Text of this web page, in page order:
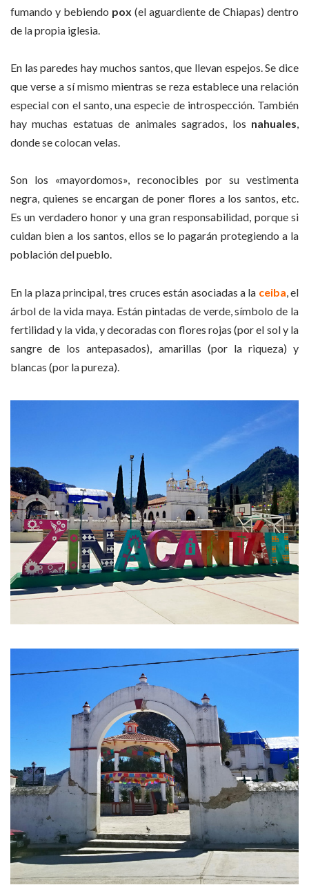
fumando y bebiendo pox (el aguardiente de Chiapas) dentro
de la propia iglesia.
En las paredes hay muchos santos, que llevan espejos. Se dice
que verse a sí mismo mientras se reza establece una relación
especial con el santo, una especie de introspección. También
hay muchas estatuas de animales sagrados, los nahuales,
donde se colocan velas.
Son los «mayordomos», reconocibles por su vestimenta
negra, quienes se encargan de poner flores a los santos, etc.
Es un verdadero honor y una gran responsabilidad, porque si
cuidan bien a los santos, ellos se lo pagarán protegiendo a la
población del pueblo.
En la plaza principal, tres cruces están asociadas a la ceiba, el
árbol de la vida maya. Están pintadas de verde, símbolo de la
fertilidad y la vida, y decoradas con flores rojas (por el sol y la
sangre de los antepasados), amarillas (por la riqueza) y
blancas (por la pureza).